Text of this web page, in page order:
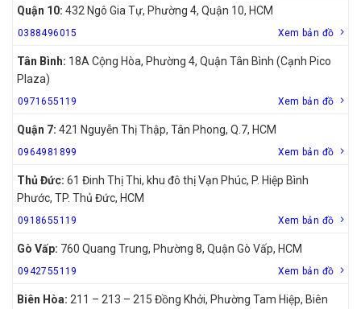
Quận 10: 432 Ngô Gia Tự, Phường 4, Quận 10, HCM
0388496015 Xem bản đồ
Tân Bình: 18A Cộng Hòa, Phường 4, Quận Tân Bình (Cạnh Pico
Plaza)
0971655119 Xem bản đồ
Quận 7: 421 Nguyễn Thị Thập, Tân Phong, Q.7, HCM
0964981899 Xem bản đồ
Thủ Đức: 61 Đinh Thị Thi, khu đô thị Vạn Phúc, P. Hiệp Bình
Phước, TP. Thủ Đức, HCM
0918655119 Xem bản đồ
Gò Vấp: 760 Quang Trung, Phường 8, Quận Gò Vấp, HCM
0942755119 Xem bản đồ
Biên Hòa: 211 – 213 – 215 Đồng Khởi, Phường Tam Hiệp, Biên